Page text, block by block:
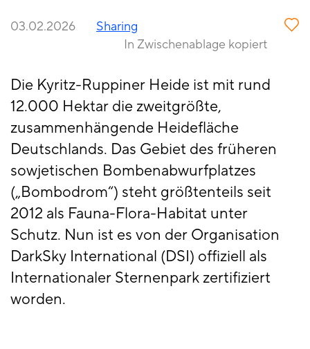
03.02.2026
Sharing
In Zwischenablage kopiert
Die Kyritz-Ruppiner Heide ist mit rund
12.000 Hektar die zweitgrößte,
zusammenhängende Heidefläche
Deutschlands. Das Gebiet des früheren
sowjetischen Bombenabwurfplatzes
(„Bombodrom“) steht größtenteils seit
2012 als Fauna-Flora-Habitat unter
Schutz. Nun ist es von der Organisation
DarkSky International (DSI) offiziell als
Internationaler Sternenpark zertifiziert
worden.